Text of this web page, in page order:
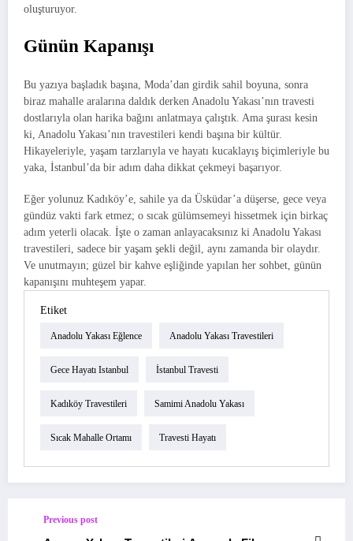
oluşturuyor.
Günün Kapanışı
Bu yazıya başladık başına, Moda’dan girdik sahil boyuna, sonra
biraz mahalle aralarına daldık derken Anadolu Yakası’nın travesti
dostlarıyla olan harika bağını anlatmaya çalıştık. Ama şurası kesin
ki, Anadolu Yakası’nın travestileri kendi başına bir kültür.
Hikayeleriyle, yaşam tarzlarıyla ve hayatı kucaklayış biçimleriyle bu
yaka, İstanbul’da bir adım daha dikkat çekmeyi başarıyor.
Eğer yolunuz Kadıköy’e, sahile ya da Üsküdar’a düşerse, gece veya
gündüz vakti fark etmez; o sıcak gülümsemeyi hissetmek için birkaç
adım yeterli olacak. İşte o zaman anlayacaksınız ki Anadolu Yakası
travestileri, sadece bir yaşam şekli değil, aynı zamanda bir olaydır.
Ve unutmayın; güzel bir kahve eşliğinde yapılan her sohbet, günün
kapanışını muhteşem yapar.
Etiket
Anadolu Yakası Eğlence Anadolu Yakası Travestileri
Gece Hayatı Istanbul İstanbul Travesti
Kadıköy Travestileri Samimi Anadolu Yakası
Sıcak Mahalle Ortamı Travesti Hayatı
Previous post